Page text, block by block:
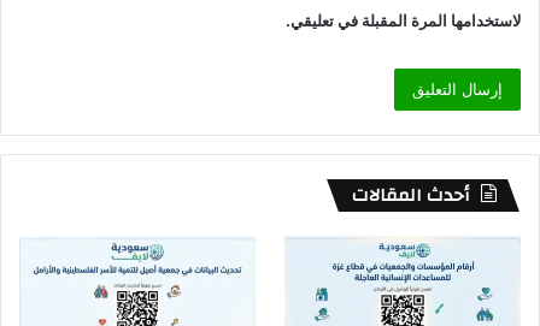
لاستخدامها المرة المقبلة في تعليقي.
أحدث المقالات